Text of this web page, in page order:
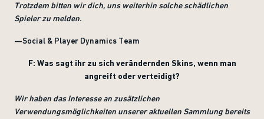
Trotzdem bitten wir dich, uns weiterhin solche schädlichen
Spieler zu melden.
—Social & Player Dynamics Team
F: Was sagt ihr zu sich verändernden Skins, wenn man
angreift oder verteidigt?
Wir haben das Interesse an zusätzlichen
Verwendungsmöglichkeiten unserer aktuellen Sammlung bereits